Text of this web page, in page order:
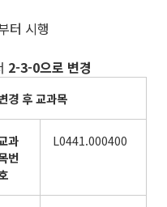
터 시행
2-3-0으로 변경
경 후 교과목
과
번
L0441.000400